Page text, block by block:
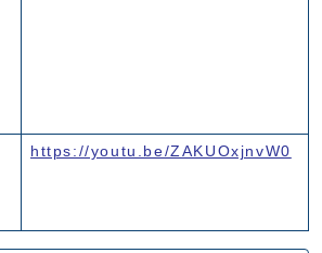
https://youtu.be/ZAKUOxjnvW0